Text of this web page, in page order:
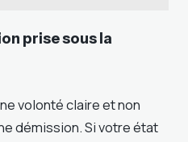
prise sous la
volonté claire et non
démission. Si votre état